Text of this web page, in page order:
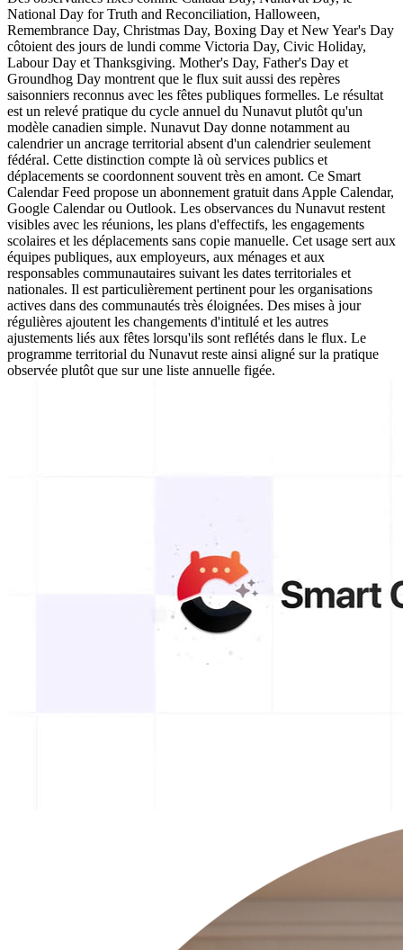
National Day for Truth and Reconciliation, Halloween,
Remembrance Day, Christmas Day, Boxing Day et New Year's Day
côtoient des jours de lundi comme Victoria Day, Civic Holiday,
Labour Day et Thanksgiving. Mother's Day, Father's Day et
Groundhog Day montrent que le flux suit aussi des repères
saisonniers reconnus avec les fêtes publiques formelles. Le résultat
est un relevé pratique du cycle annuel du Nunavut plutôt qu'un
modèle canadien simple. Nunavut Day donne notamment au
calendrier un ancrage territorial absent d'un calendrier seulement
fédéral. Cette distinction compte là où services publics et
déplacements se coordonnent souvent très en amont. Ce Smart
Calendar Feed propose un abonnement gratuit dans Apple Calendar,
Google Calendar ou Outlook. Les observances du Nunavut restent
visibles avec les réunions, les plans d'effectifs, les engagements
scolaires et les déplacements sans copie manuelle. Cet usage sert aux
équipes publiques, aux employeurs, aux ménages et aux
responsables communautaires suivant les dates territoriales et
nationales. Il est particulièrement pertinent pour les organisations
actives dans des communautés très éloignées. Des mises à jour
régulières ajoutent les changements d'intitulé et les autres
ajustements liés aux fêtes lorsqu'ils sont reflétés dans le flux. Le
programme territorial du Nunavut reste ainsi aligné sur la pratique
observée plutôt que sur une liste annuelle figée.